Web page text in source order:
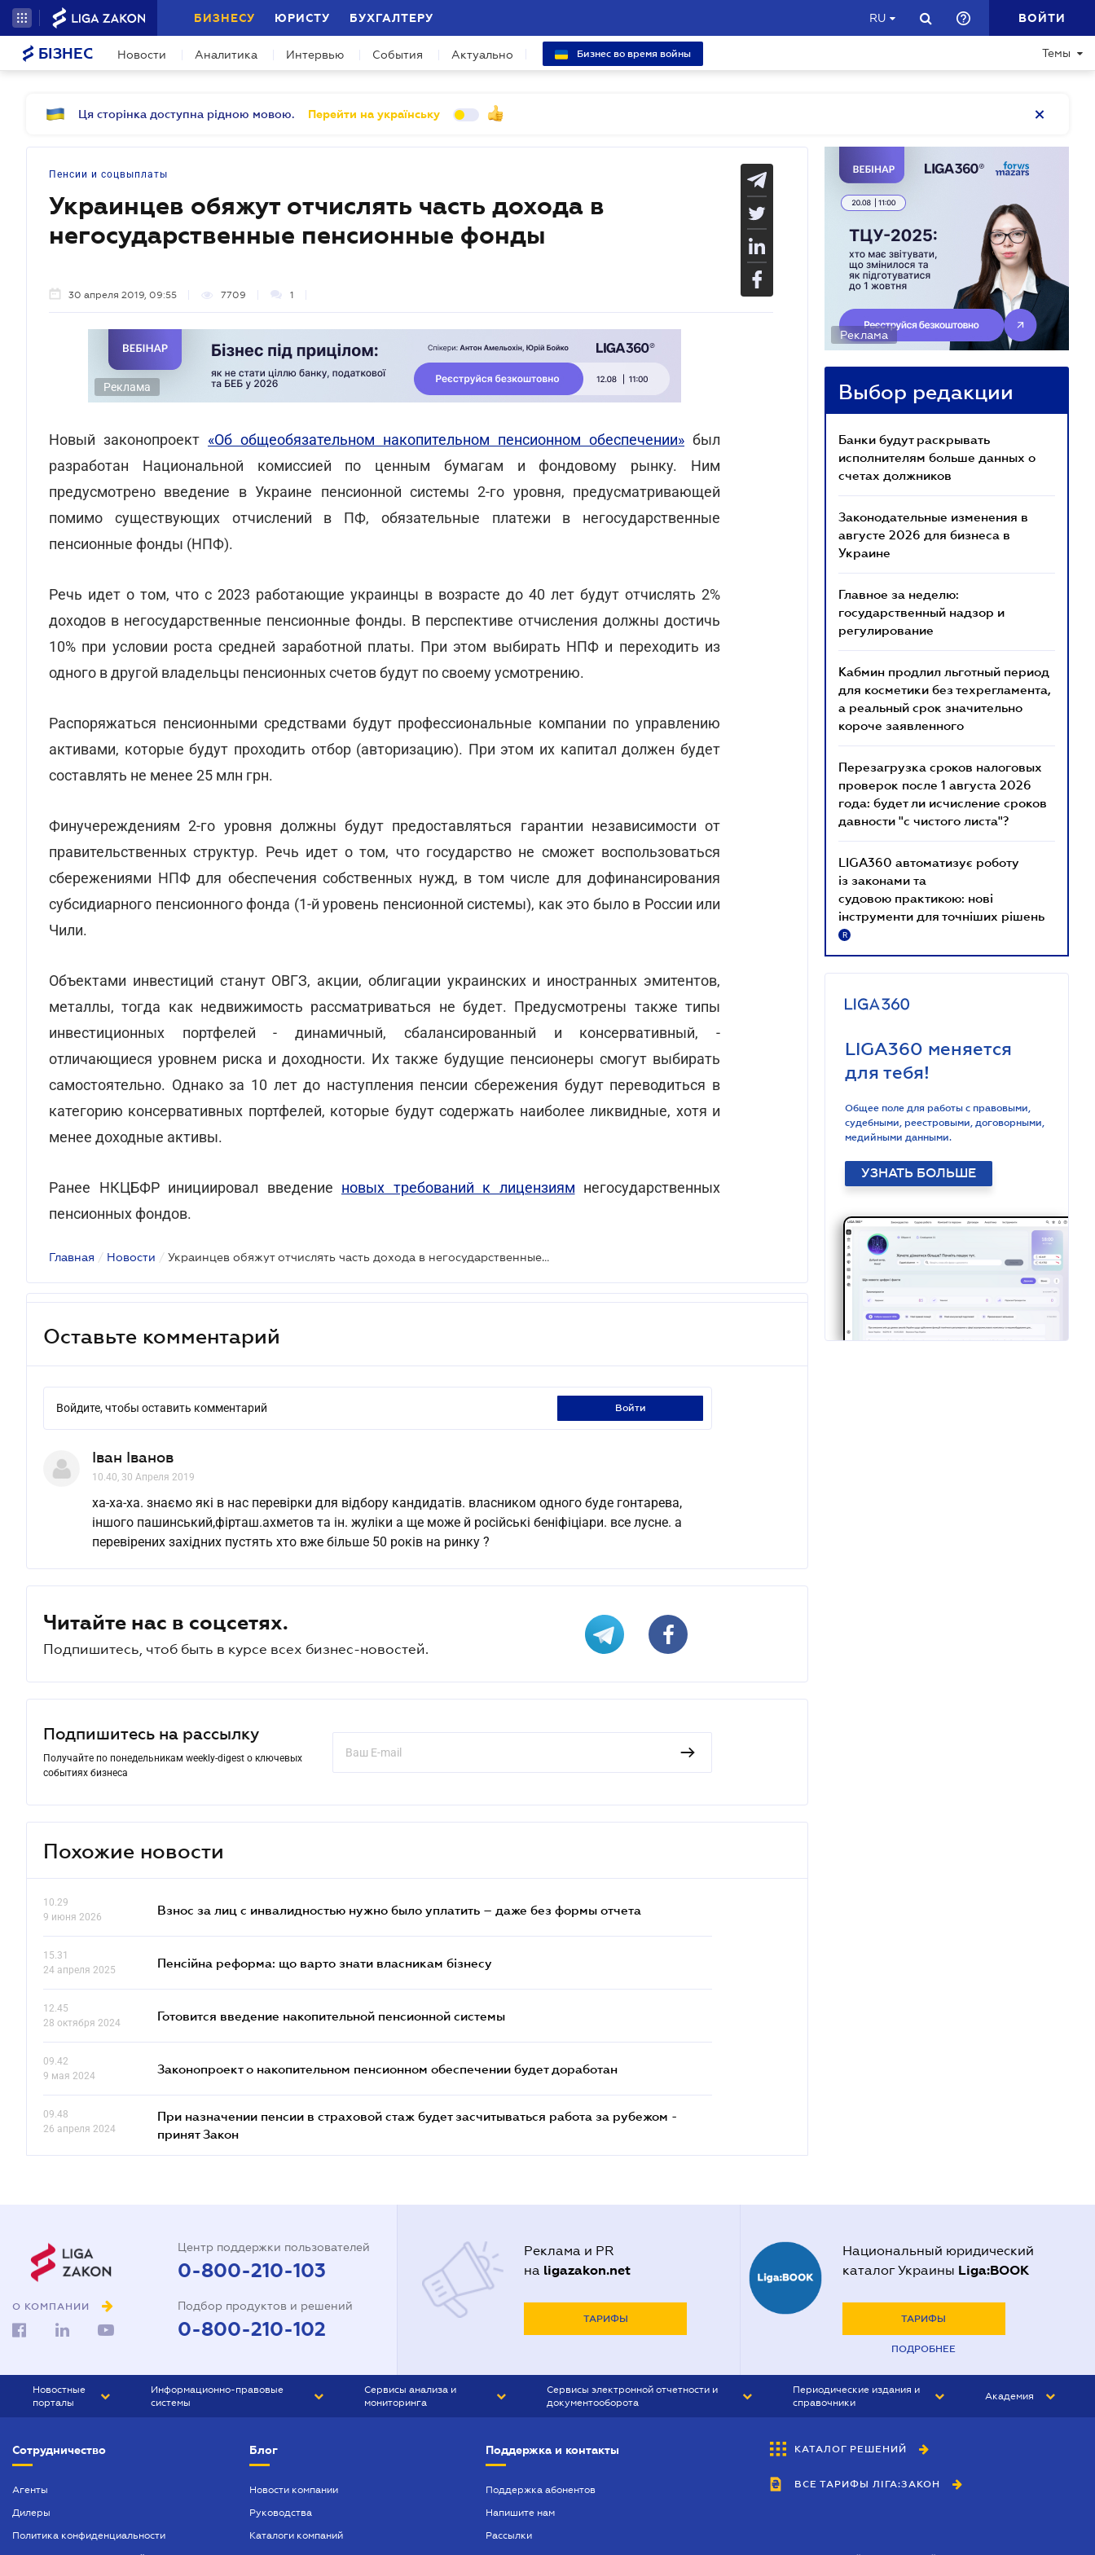
БИЗНЕСУ ЮРИСТУ БУХГАЛТЕРУ RU ВОЙТИ
БІЗНЕС Новости Аналитика Интервью События Актуально Бизнес во время войны Темы
Ця сторінка доступна рідною мовою. Перейти на українську
Пенсии и соцвыплаты
Украинцев обяжут отчислять часть дохода в
негосударственные пенсионные фонды
30 апреля 2019, 09:55 7709 1
Реклама
Новый законопроект «Об общеобязательном накопительном пенсионном обеспечении» был
разработан Национальной комиссией по ценным бумагам и фондовому рынку. Ним
предусмотрено введение в Украине пенсионной системы 2-го уровня, предусматривающей
помимо существующих отчислений в ПФ, обязательные платежи в негосударственные
пенсионные фонды (НПФ).
Речь идет о том, что с 2023 работающие украинцы в возрасте до 40 лет будут отчислять 2%
доходов в негосударственные пенсионные фонды. В перспективе отчисления должны достичь
10% при условии роста средней заработной платы. При этом выбирать НПФ и переходить из
одного в другой владельцы пенсионных счетов будут по своему усмотрению.
Распоряжаться пенсионными средствами будут профессиональные компании по управлению
активами, которые будут проходить отбор (авторизацию). При этом их капитал должен будет
составлять не менее 25 млн грн.
Финучереждениям 2-го уровня должны будут предоставляться гарантии независимости от
правительственных структур. Речь идет о том, что государство не сможет воспользоваться
сбережениями НПФ для обеспечения собственных нужд, в том числе для дофинансирования
субсидиарного пенсионного фонда (1-й уровень пенсионной системы), как это было в России или
Чили.
Объектами инвестиций станут ОВГЗ, акции, облигации украинских и иностранных эмитентов,
металлы, тогда как недвижимость рассматриваться не будет. Предусмотрены также типы
инвестиционных портфелей - динамичный, сбалансированный и консервативный, -
отличающиеся уровнем риска и доходности. Их также будущие пенсионеры смогут выбирать
самостоятельно. Однако за 10 лет до наступления пенсии сбережения будут переводиться в
категорию консервативных портфелей, которые будут содержать наиболее ликвидные, хотя и
менее доходные активы.
Ранее НКЦБФР инициировал введение новых требований к лицензиям негосударственных
пенсионных фондов.
Главная / Новости / Украинцев обяжут отчислять часть дохода в негосударственные пенсионные фонды
Оставьте комментарий
Войдите, чтобы оставить комментарий войти
Іван Іванов
10.40, 30 Апреля 2019
ха-ха-ха. знаємо які в нас перевірки для відбору кандидатів. власником одного буде гонтарева,
іншого пашинський,фірташ.ахметов та ін. жуліки а ще може й російські беніфіціари. все лусне. а
перевірених західних пустять хто вже більше 50 років на ринку ?
Читайте нас в соцсетях.
Подпишитесь, чтоб быть в курсе всех бизнес-новостей.
Подпишитесь на рассылку
Получайте по понедельникам weekly-digest о ключевых
событиях бизнеса
Похожие новости
10.29
9 июня 2026
Взнос за лиц с инвалидностью нужно было уплатить – даже без формы отчета
15.31
24 апреля 2025
Пенсійна реформа: що варто знати власникам бізнесу
12.45
28 октября 2024
Готовится введение накопительной пенсионной системы
09.42
9 мая 2024
Законопроект о накопительном пенсионном обеспечении будет доработан
09.48
26 апреля 2024
При назначении пенсии в страховой стаж будет засчитываться работа за рубежом -
принят Закон
Реклама
Выбор редакции
Банки будут раскрывать
исполнителям больше данных о
счетах должников
Законодательные изменения в
августе 2026 для бизнеса в
Украине
Главное за неделю:
государственный надзор и
регулирование
Кабмин продлил льготный период
для косметики без техрегламента,
а реальный срок значительно
короче заявленного
Перезагрузка сроков налоговых
проверок после 1 августа 2026
года: будет ли исчисление сроков
давности "с чистого листа"?
LIGA360 автоматизує роботу
із законами та
судовою практикою: нові
інструменти для точніших рішень
R
LIGA360 меняется
для тебя!
Общее поле для работы с правовыми,
судебными, реестровыми, договорными,
медийными данными.
УЗНАТЬ БОЛЬШЕ
О КОМПАНИИ
Центр поддержки пользователей
0-800-210-103
Подбор продуктов и решений
0-800-210-102
Реклама и PR
на ligazakon.net
ТАРИФЫ
Национальный юридический
каталог Украины Liga:BOOK
ТАРИФЫ
ПОДРОБНЕЕ
Новостные
порталы
БИЗНЕС
Информационно-правовые
системы
БУХГАЛТЕР ПРОФ
ЮРИСТ ПРОФ
Сервисы анализа и
мониторинга
Сервисы электронной отчетности и
документооборота
Периодические издания и
справочники
БУХГАЛТЕР&ЗАКОН
ВЕСТНИК МСФО
Академия
Сотрудничество
Агенты
Дилеры
Политика конфиденциальности
Блог
Новости компании
Руководства
Каталоги компаний
Поддержка и контакты
Поддержка абонентов
Напишите нам
Рассылки
КАТАЛОГ РЕШЕНИЙ
ВСЕ ТАРИФЫ ЛІГА:ЗАКОН